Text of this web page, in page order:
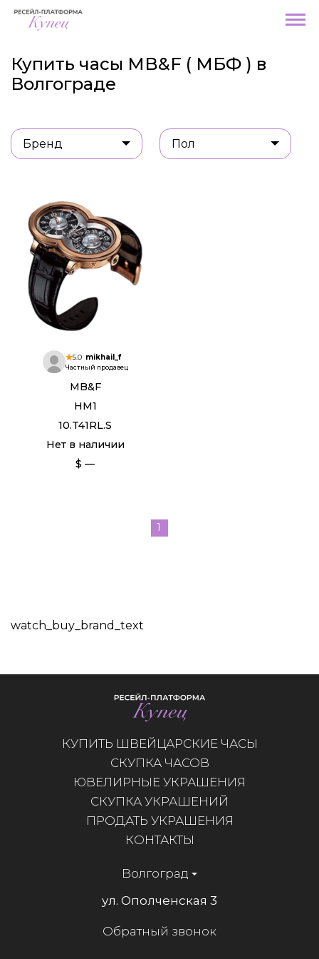
Купить часы MB&F ( МБФ ) в
Волгограде
Бренд Пол
5.0 mikhail_f
Частный продавец
MB&F
HM1
10.T41RL.S
Нет в наличии
$ —
1
watch_buy_brand_text
КУПИТЬ ШВЕЙЦАРСКИЕ ЧАСЫ
СКУПКА ЧАСОВ
ЮВЕЛИРНЫЕ УКРАШЕНИЯ
СКУПКА УКРАШЕНИЙ
ПРОДАТЬ УКРАШЕНИЯ
КОНТАКТЫ
Волгоград
ул. Ополченская 3
Обратный звонок